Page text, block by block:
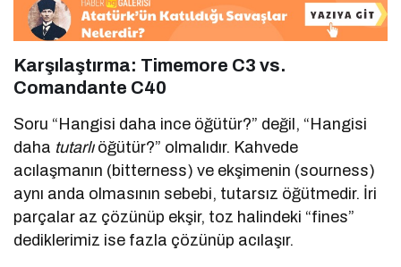
Karşılaştırma: Timemore C3 vs.
Comandante C40
Soru “Hangisi daha ince öğütür?” değil, “Hangisi
daha tutarlıöğütür?” olmalıdır. Kahvede
acılaşmanın (bitterness) ve ekşimenin (sourness)
aynı anda olmasının sebebi, tutarsız öğütmedir. İri
parçalar az çözünüp ekşir, toz halindeki “fines”
dediklerimiz ise fazla çözünüp acılaşır.